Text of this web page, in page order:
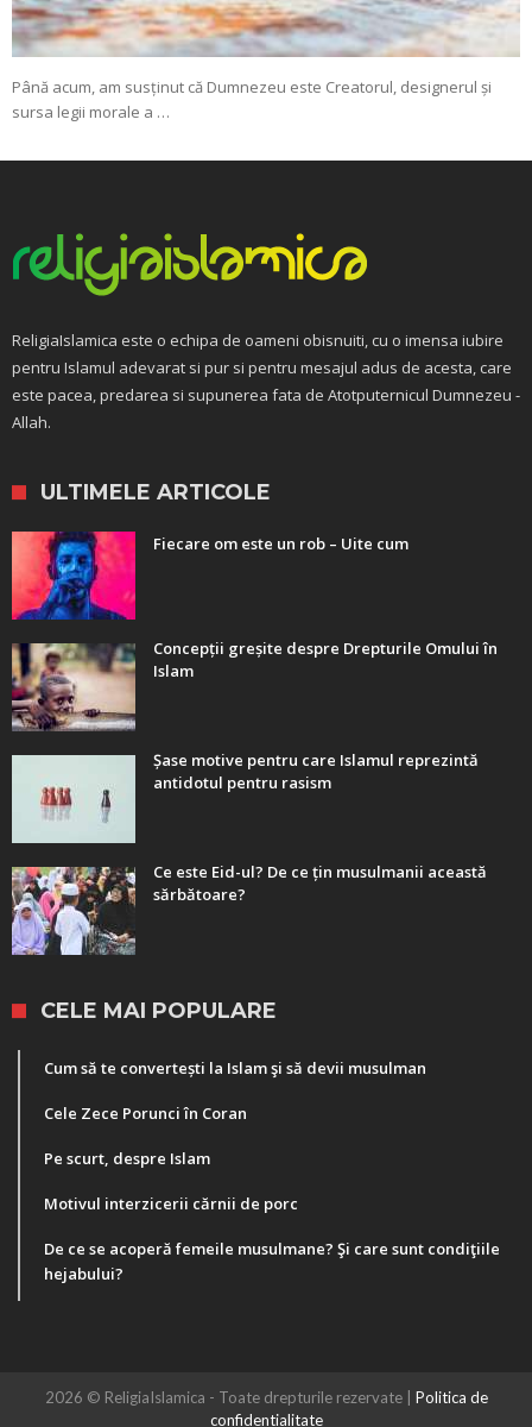
Până acum, am susținut că Dumnezeu este Creatorul, designerul și
sursa legii morale a …
ReligiaIslamica este o echipa de oameni obisnuiti, cu o imensa iubire
pentru Islamul adevarat si pur si pentru mesajul adus de acesta, care
este pacea, predarea si supunerea fata de Atotputernicul Dumnezeu -
Allah.
ULTIMELE ARTICOLE
Fiecare om este un rob – Uite cum
Concepții greșite despre Drepturile Omului în
Islam
Șase motive pentru care Islamul reprezintă
antidotul pentru rasism
Ce este Eid-ul? De ce țin musulmanii această
sărbătoare?
CELE MAI POPULARE
Cum să te convertești la Islam şi să devii musulman
Cele Zece Porunci în Coran
Pe scurt, despre Islam
Motivul interzicerii cărnii de porc
De ce se acoperă femeile musulmane? Şi care sunt condiţiile
hejabului?
2026 © ReligiaIslamica - Toate drepturile rezervate | Politica de
confidentialitate